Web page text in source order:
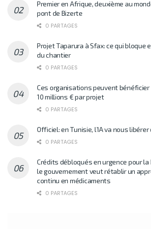
Premier en Afrique, deuxième au
pont de Bizerte
0 PARTAGES
Projet Taparura à Sfax: ce qui bloque
du chantier
0 PARTAGES
Ces organisations peuvent
10 millions € par projet
0 PARTAGES
Officiel: en Tunisie, l’IA va nous
0 PARTAGES
Crédits débloqués en urgence pour la
le gouvernement veut rétablir un
continu en médicaments
0 PARTAGES